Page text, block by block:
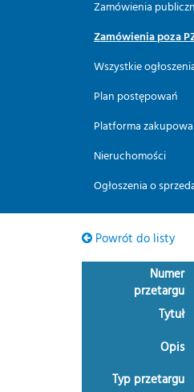
Zamówienia
Zamówienia poza
Wszystkie
Plan postępowań
Platforma zakupowa
Nieruchomości
Ogłoszenia o
Powrót do listy
Numer
przetargu
Tytuł
Opis
Typ przetargu